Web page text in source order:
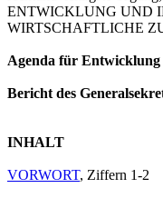
ENTWICKLUNG UND
WIRTSCHAFTLICHE
Agenda für Entwicklung
Bericht des
INHALT
VORWORT, Ziffern 1-2